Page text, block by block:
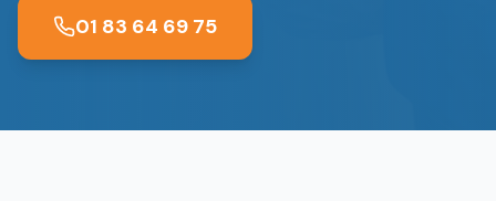
01 83 64 69 75